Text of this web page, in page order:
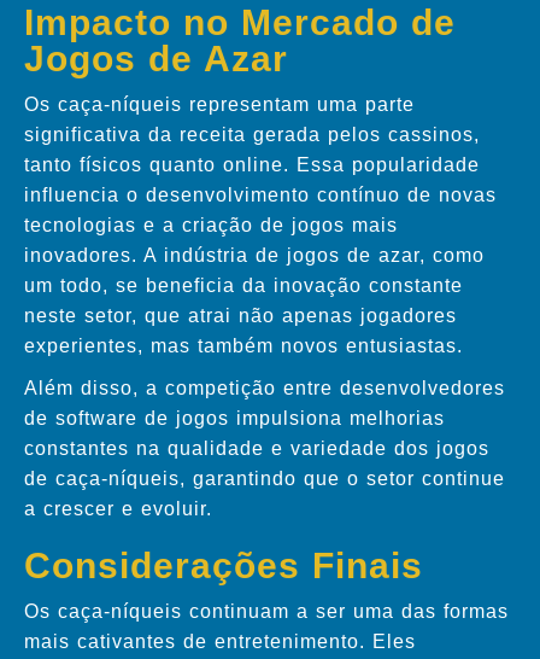
Impacto no Mercado de
Jogos de Azar
Os caça-níqueis representam uma parte
significativa da receita gerada pelos cassinos,
tanto físicos quanto online. Essa popularidade
influencia o desenvolvimento contínuo de novas
tecnologias e a criação de jogos mais
inovadores. A indústria de jogos de azar, como
um todo, se beneficia da inovação constante
neste setor, que atrai não apenas jogadores
experientes, mas também novos entusiastas.
Além disso, a competição entre desenvolvedores
de software de jogos impulsiona melhorias
constantes na qualidade e variedade dos jogos
de caça-níqueis, garantindo que o setor continue
a crescer e evoluir.
Considerações Finais
Os caça-níqueis continuam a ser uma das formas
mais cativantes de entretenimento. Eles